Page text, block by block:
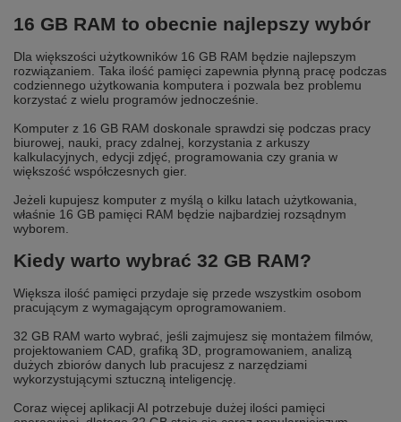
16 GB RAM to obecnie najlepszy wybór
Dla większości użytkowników 16 GB RAM będzie najlepszym
rozwiązaniem. Taka ilość pamięci zapewnia płynną pracę podczas
codziennego użytkowania komputera i pozwala bez problemu
korzystać z wielu programów jednocześnie.
Komputer z 16 GB RAM doskonale sprawdzi się podczas pracy
biurowej, nauki, pracy zdalnej, korzystania z arkuszy
kalkulacyjnych, edycji zdjęć, programowania czy grania w
większość współczesnych gier.
Jeżeli kupujesz komputer z myślą o kilku latach użytkowania,
właśnie 16 GB pamięci RAM będzie najbardziej rozsądnym
wyborem.
Kiedy warto wybrać 32 GB RAM?
Większa ilość pamięci przydaje się przede wszystkim osobom
pracującym z wymagającym oprogramowaniem.
32 GB RAM warto wybrać, jeśli zajmujesz się montażem filmów,
projektowaniem CAD, grafiką 3D, programowaniem, analizą
dużych zbiorów danych lub pracujesz z narzędziami
wykorzystującymi sztuczną inteligencję.
Coraz więcej aplikacji AI potrzebuje dużej ilości pamięci